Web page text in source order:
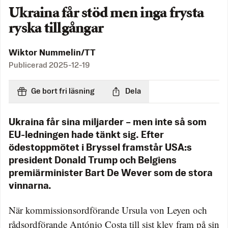
Ukraina får stöd men inga frysta
ryska tillgångar
Wiktor Nummelin/TT
Publicerad 2025-12-19
Ge bort fri läsning Dela
Ukraina får sina miljarder – men inte så som
EU-ledningen hade tänkt sig. Efter
ödestoppmötet i Bryssel framstår USA:s
president Donald Trump och Belgiens
premiärminister Bart De Wever som de stora
vinnarna.
När kommissionsordförande Ursula von Leyen och
rådsordförande António Costa till sist klev fram på sin